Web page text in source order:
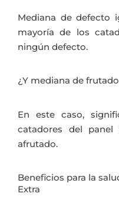
Mediana de defecto
mayoría de los
ningún defecto.
¿Y mediana de
En este caso,
catadores del
afrutado.
Beneficios para la
Extra